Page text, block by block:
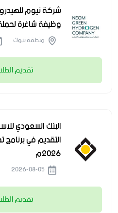
وظيفة شاغرة
منطقة تبوك
تقديم
البنك السعودي
التقديم في برنامج
2026م
تقديم